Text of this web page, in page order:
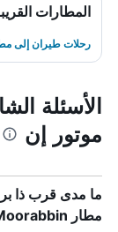
المطارات
رحلات طيران إلى
الأسئلة
موتور إن
ما مدى قرب ذا
مطار Moorabbin؟